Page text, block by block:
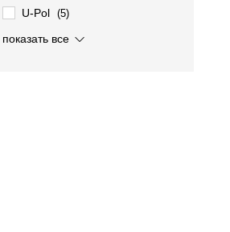
U-Pol (5)
Sotro (4)
Dinitrol (10)
Черновцы (7)
Dnipro SE (1)
SprayLine (1)
Gladiator (2)
показать все